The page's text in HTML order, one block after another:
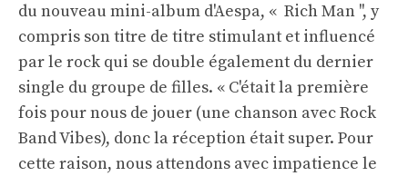
du nouveau mini-album d'Aespa, « Rich Man '', y
compris son titre de titre stimulant et influencé
par le rock qui se double également du dernier
single du groupe de filles. « C'était la première
fois pour nous de jouer (une chanson avec Rock
Band Vibes), donc la réception était super. Pour
cette raison, nous attendons avec impatience le